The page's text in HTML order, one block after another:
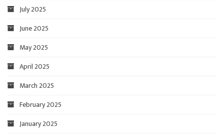
July 2025
June 2025
May 2025
April 2025
March 2025
February 2025
January 2025